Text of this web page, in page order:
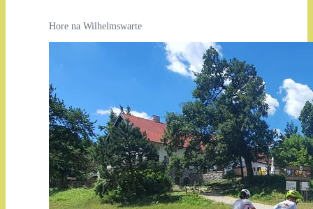
Hore na Wilhelmswarte